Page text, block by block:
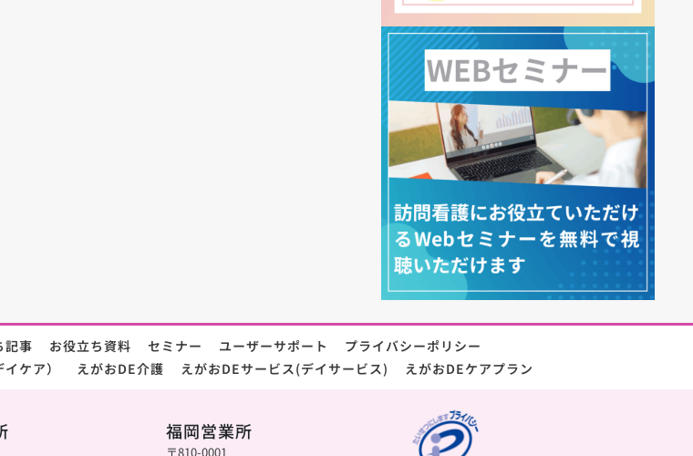
記事 お役立ち資料 セミナー ユーザーサポート
プライバシーポリシー
ケア） えがおDE介護 えがおDEサービス(デイサービス) えがおDEケアプラン
福岡営業所
〒810-0001